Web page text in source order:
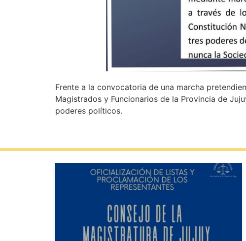
Frente a la convocatoria de una marcha
Magistrados y Funcionarios de la Provincia de
poderes políticos.